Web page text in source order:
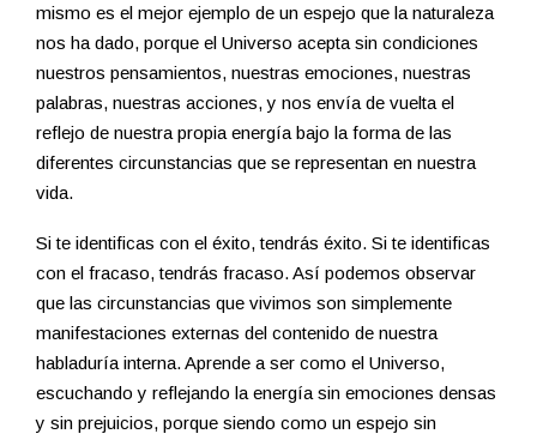
mismo es el mejor ejemplo de un espejo que la naturaleza
nos ha dado, porque el Universo acepta sin condiciones
nuestros pensamientos, nuestras emociones, nuestras
palabras, nuestras acciones, y nos envía de vuelta el
reflejo de nuestra propia energía bajo la forma de las
diferentes circunstancias que se representan en nuestra
vida.
Si te identificas con el éxito, tendrás éxito. Si te identificas
con el fracaso, tendrás fracaso. Así podemos observar
que las circunstancias que vivimos son simplemente
manifestaciones externas del contenido de nuestra
habladuría interna. Aprende a ser como el Universo,
escuchando y reflejando la energía sin emociones densas
y sin prejuicios, porque siendo como un espejo sin